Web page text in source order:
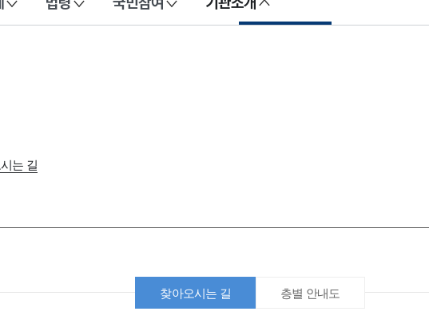
는 길
찾아오시는 길 층별 안내도